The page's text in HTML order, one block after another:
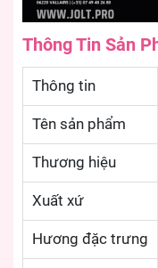
Thông Tin Sản
Thông tin
Tên sản phẩm
Thương hiệu
Xuất xứ
Hương đặc trưng